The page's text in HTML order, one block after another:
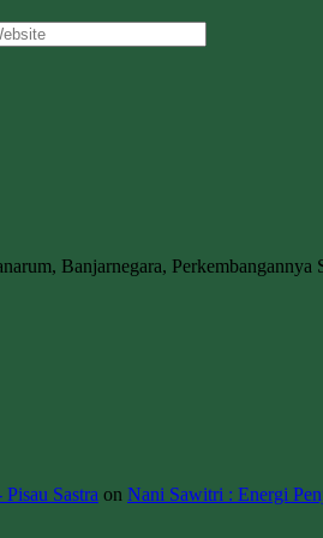
Banjarnegara,
Sastra on Nani Sawitri : Energi